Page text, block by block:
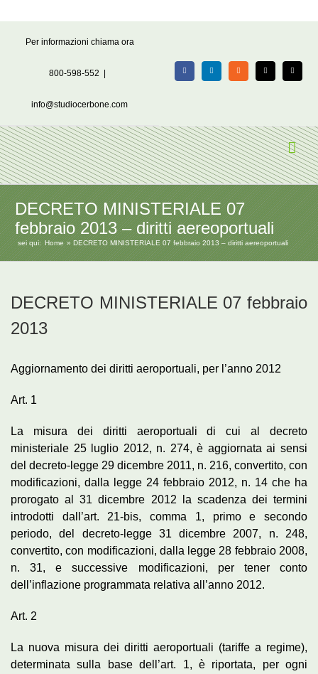
Per informazioni chiama ora
800-598-552
info@studiocerbone.com
FacebookLinkedIn Rss X Email
DECRETO MINISTERIALE 07
febbraio 2013 – diritti aereoportuali
sei qui: Home DECRETO MINISTERIALE 07 febbraio 2013 – diritti aereoportuali
DECRETO MINISTERIALE 07 febbraio
2013
Aggiornamento dei diritti aeroportuali, per l’anno 2012
Art. 1
La misura dei diritti aeroportuali di cui al decreto
ministeriale 25 luglio 2012, n. 274, è aggiornata ai sensi
del decreto-legge 29 dicembre 2011, n. 216, convertito, con
modificazioni, dalla legge 24 febbraio 2012, n. 14 che ha
prorogato al 31 dicembre 2012 la scadenza dei termini
introdotti dall’art. 21-bis, comma 1, primo e secondo
periodo, del decreto-legge 31 dicembre 2007, n. 248,
convertito, con modificazioni, dalla legge 28 febbraio 2008,
n. 31, e successive modificazioni, per tener conto
dell’inflazione programmata relativa all’anno 2012.
Art. 2
La nuova misura dei diritti aeroportuali (tariffe a regime),
determinata sulla base dell’art. 1, è riportata, per ogni